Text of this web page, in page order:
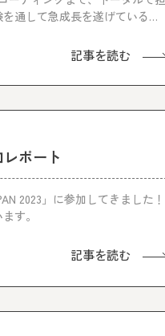
通して急成長を遂げている。
記事を読む
ポート
2023」に参加してきました！
す。
記事を読む